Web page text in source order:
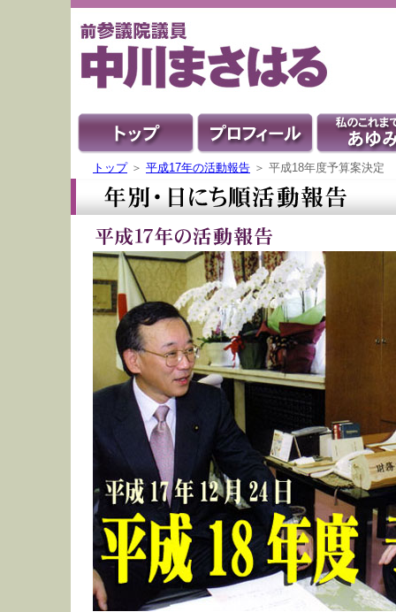
トップ＞ 平成17年の活動報告 ＞ 平成18年度予算案決定